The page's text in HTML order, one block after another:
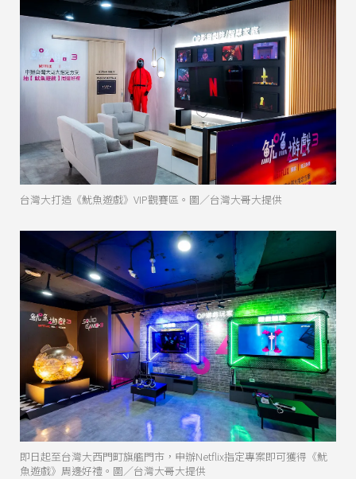
台灣大打造《魷魚遊戲》VIP觀賽區。圖／台灣大哥大提供
即日起至台灣大西門町旗艦門市，申辦Netflix指定專案即可獲得《魷
魚遊戲》周邊好禮。圖／台灣大哥大提供